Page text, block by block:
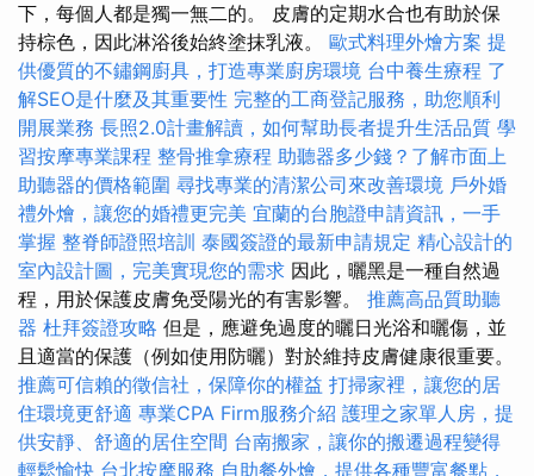
下，每個人都是獨一無二的。 皮膚的定期水合也有助於保
持棕色，因此淋浴後始終塗抹乳液。 歐式料理外燴方案 提
供優質的不鏽鋼廚具，打造專業廚房環境 台中養生療程 了
解SEO是什麼及其重要性 完整的工商登記服務，助您順利
開展業務 長照2.0計畫解讀，如何幫助長者提升生活品質 學
習按摩專業課程 整骨推拿療程 助聽器多少錢？了解市面上
助聽器的價格範圍 尋找專業的清潔公司來改善環境 戶外婚
禮外燴，讓您的婚禮更完美 宜蘭的台胞證申請資訊，一手
掌握 整脊師證照培訓 泰國簽證的最新申請規定 精心設計的
室內設計圖，完美實現您的需求 因此，曬黑是一種自然過
程，用於保護皮膚免受陽光的有害影響。 推薦高品質助聽
器 杜拜簽證攻略 但是，應避免過度的曬日光浴和曬傷，並
且適當的保護（例如使用防曬）對於維持皮膚健康很重要。
推薦可信賴的徵信社，保障你的權益 打掃家裡，讓您的居
住環境更舒適 專業CPA Firm服務介紹 護理之家單人房，提
供安靜、舒適的居住空間 台南搬家，讓你的搬遷過程變得
輕鬆愉快 台北按摩服務 自助餐外燴，提供各種豐富餐點，